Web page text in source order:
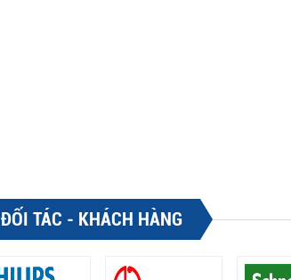
ĐỐI TÁC - KHÁCH HÀNG